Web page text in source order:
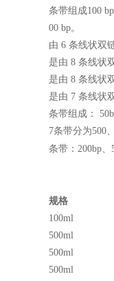
条带组成100
00 bp。
由 6 条线状双
是由 8 条线状
是由 8 条线状
是由 7 条线状
条带组成：
7条带分为500
条带：200bp、
规格
100ml
500ml
500ml
500ml